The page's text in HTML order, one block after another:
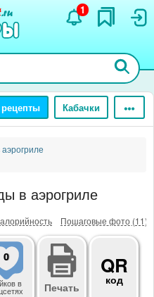
1
Кабачки
аэрогриле
в аэрогриле
Пошаговые фото (11)
0
в Печать
QR
код